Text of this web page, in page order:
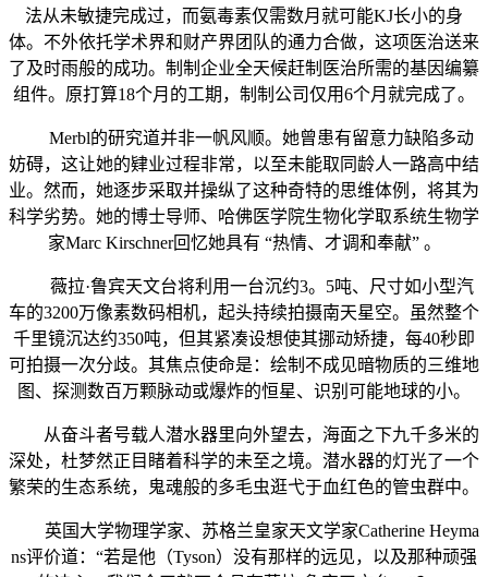
法从未敏捷完成过，而氨毒素仅需数月就可能KJ长小的身
体。不外依托学术界和财产界团队的通力合做，这项医治送来
了及时雨般的成功。制制企业全天候赶制医治所需的基因编纂
组件。原打算18个月的工期，制制公司仅用6个月就完成了。
Merbl的研究道并非一帆风顺。她曾患有留意力缺陷多动
妨碍，这让她的肄业过程非常，以至未能取同龄人一路高中结
业。然而，她逐步采取并操纵了这种奇特的思维体例，将其为
科学劣势。她的博士导师、哈佛医学院生物化学取系统生物学
家Marc Kirschner回忆她具有 “热情、才调和奉献” 。
薇拉·鲁宾天文台将利用一台沉约3。5吨、尺寸如小型汽
车的3200万像素数码相机，起头持续拍摄南天星空。虽然整个
千里镜沉达约350吨，但其紧凑设想使其挪动矫捷，每40秒即
可拍摄一次分歧。其焦点使命是：绘制不成见暗物质的三维地
图、探测数百万颗脉动或爆炸的恒星、识别可能地球的小。
从奋斗者号载人潜水器里向外望去，海面之下九千多米的
深处，杜梦然正目睹着科学的未至之境。潜水器的灯光了一个
繁荣的生态系统，鬼魂般的多毛虫逛弋于血红色的管虫群中。
英国大学物理学家、苏格兰皇家天文学家Catherine Heyma
ns评价道：“若是他（Tyson）没有那样的远见，以及那种顽强